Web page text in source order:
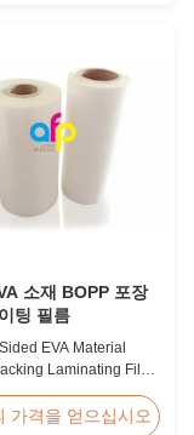
luster finish. It
lamination from being
bubbled, and ...
소재 BOPP 포장
팅 필름
EVA Material
Laminating Film
film is workable for
가격을 얻으십시오